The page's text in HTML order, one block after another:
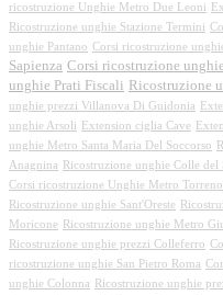
ricostruzione Unghie Metro Due Leoni
Ricostruzione unghie Stazione Termini
unghie Pantano Corsi ricostruzione
Sapienza Corsi ricostruzione
unghie Prati Fiscali Ricostruzione
unghie prezzi Villanova Di Guidonia
unghie Arsoli
Extension ciglia Cave
unghie Metro Santa Maria Del Soccorso
Anagnina
Ricostruzione unghie Colle del
Corsi ricostruzione Unghie Metro
Ricostruzione unghie Sant'Oreste
Moricone
Ricostruzione unghie Metro
Ricostruzione unghie prezzi Colleferro
ricostruzione unghie San Pietro Roma
unghie Colonna
Ricostruzione unghie